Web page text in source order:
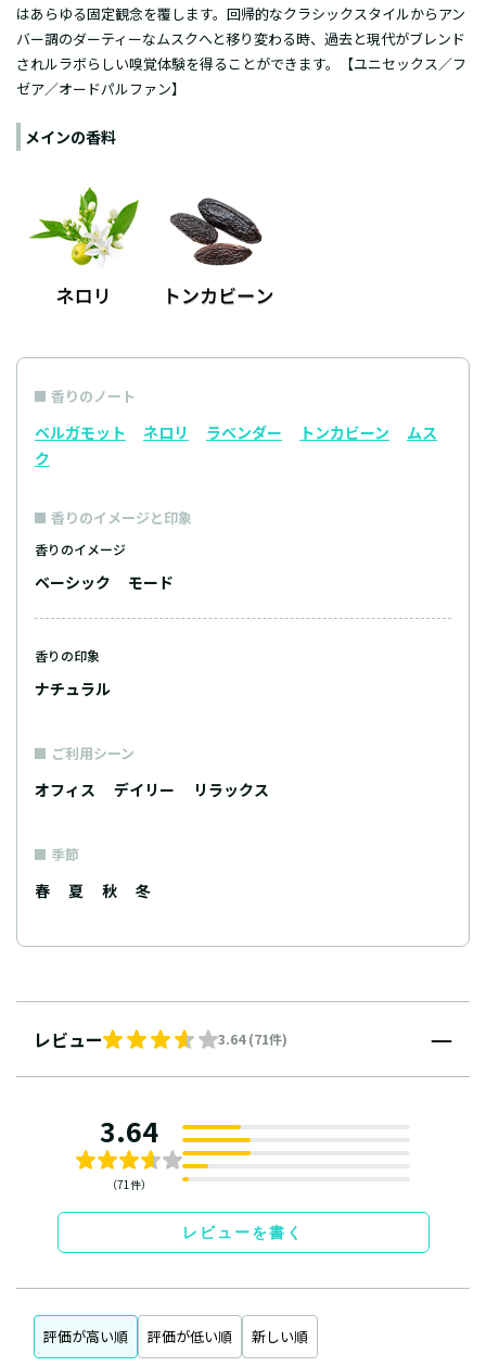
はあらゆる固定観念を覆します。回帰的なクラシックスタイルからアン
バー調のダーティーなムスクへと移り変わる時、過去と現代がブレンド
されルラボらしい嗅覚体験を得ることができます。【ユニセックス／フ
ゼア／オードパルファン】
メインの香料
香りのノート
ベルガモット ネロリ ラベンダー トンカビーン
ムス
ク
香りのイメージと印象
香りのイメージ
ベーシック モード
香りの印象
ナチュラル
ご利用シーン
オフィス デイリー リラックス
季節
春 夏 秋 冬
レビュー 3.64 (71件)
3.64
（71件）
レビューを書く
評価が高い順 評価が低い順 新しい順